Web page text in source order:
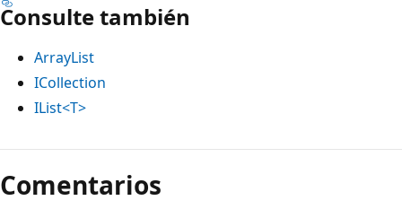
Consulte también
ArrayList
ICollection
IList<T>
Comentarios